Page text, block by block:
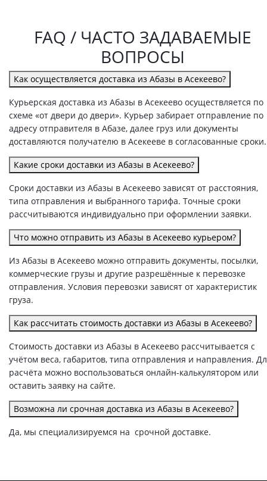
FAQ / ЧАСТО ЗАДАВАЕМЫЕ
ВОПРОСЫ
Как осуществляется доставка из Абазы в Асекеево?
Курьерская доставка из Абазы в Асекеево осуществляется по
схеме «от двери до двери». Курьер забирает отправление по
адресу отправителя в Абазе, далее груз или документы
доставляются получателю в Асекееве в согласованные сроки.
Какие сроки доставки из Абазы в Асекеево?
Сроки доставки из Абазы в Асекеево зависят от расстояния,
типа отправления и выбранного тарифа. Точные сроки
рассчитываются индивидуально при оформлении заявки.
Что можно отправить из Абазы в Асекеево курьером?
Из Абазы в Асекеево можно отправить документы, посылки,
коммерческие грузы и другие разрешённые к перевозке
отправления. Условия перевозки зависят от характеристик
груза.
Как рассчитать стоимость доставки из Абазы в Асекеево?
Стоимость доставки из Абазы в Асекеево рассчитывается с
учётом веса, габаритов, типа отправления и направления.
расчёта можно воспользоваться онлайн-калькулятором или
оставить заявку на сайте.
Возможна ли срочная доставка из Абазы в Асекеево?
Да, мы специализируемся на срочной доставке.